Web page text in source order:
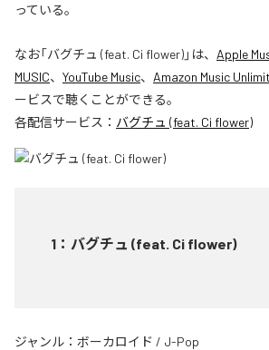
っている。
なお「バグチュ (feat. Ci flower)」は、 Apple
MUSIC、 YouTube Music、 Amazon Music
ービスで聴くことができる。
各配信サービス： バグチュ (feat. Ci flower)
1 ： バグチュ (feat. Ci flower)
ジャンル： ボーカロイド / J-Pop